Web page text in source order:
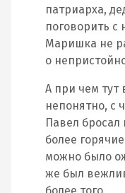
патриарха,
поговорить с
Маришка не
о
А при чем тут
непонятно, с
Павел бросал
более
можно было
же был